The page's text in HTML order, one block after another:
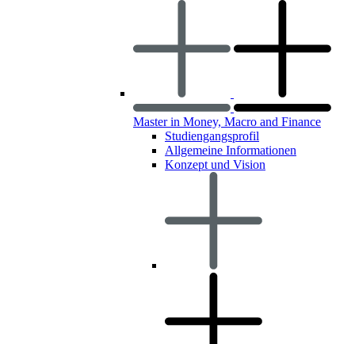
Master in Money, Macro and Finance
Studiengangsprofil
Allgemeine Informationen
Konzept und Vision